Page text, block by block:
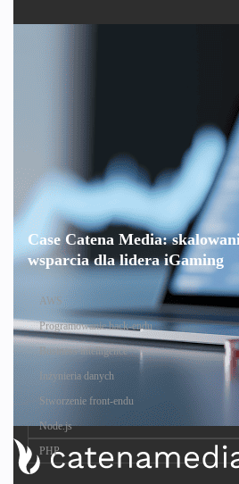
Case Catena Media:
wsparcia dla lidera iGaming
AWS
Programowanie back-endu
Business intelligence
Inżynieria danych
Stworzenie front-endu
Node.js
PHP